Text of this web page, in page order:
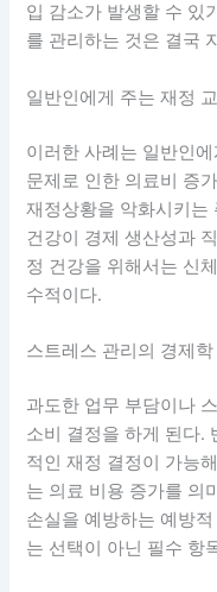
입 감소가 발생할 수 있
를 관리하는 것은 결국
일반인에게 주는 재정
이러한 사례는 일반인
문제로 인한 의료비 증
재정상황을 악화시키는
건강이 경제 생산성과
정 건강을 위해서는 신
수적이다.
스트레스 관리의 경제학
과도한 업무 부담이나
소비 결정을 하게 된다.
적인 재정 결정이 가능
는 의료 비용 증가를 의
손실을 예방하는 예방
는 선택이 아닌 필수 항